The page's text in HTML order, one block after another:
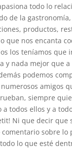
todo lo
de la gastronomía,
productos,
que nos encanta
los teníamos que
y nada mejor que a
podemos
amigos
siempre
a todos ellos y a
Ni que decir que
sobre lo
lo que esté